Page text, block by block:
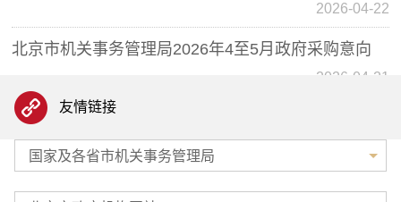
2026-04-22
北京市机关事务管理局2026年4至5月政府采购意向
2026-04-21
北京市机关事务管理局2026年5月至6月政府采购意向
北京市机关事务管理局2026年5月至6月政府采购意向
友情链接
国家及各省市机关事务管理局